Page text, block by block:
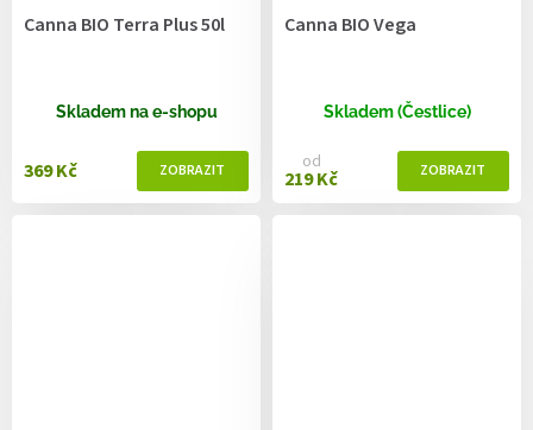
Canna BIO Terra Plus 50l
Skladem na e-shopu
369 Kč
Canna BIO Vega
Skladem (Čestlice)
od
219 Kč